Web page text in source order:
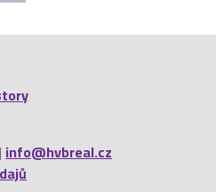
info@hvbreal.cz